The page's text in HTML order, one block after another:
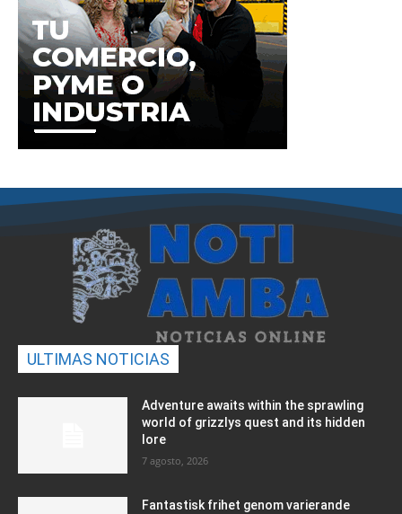
ULTIMAS NOTICIAS
Adventure awaits within the sprawling
world of grizzlys quest and its hidden
lore
7 agosto, 2026
Fantastisk frihet genom varierande